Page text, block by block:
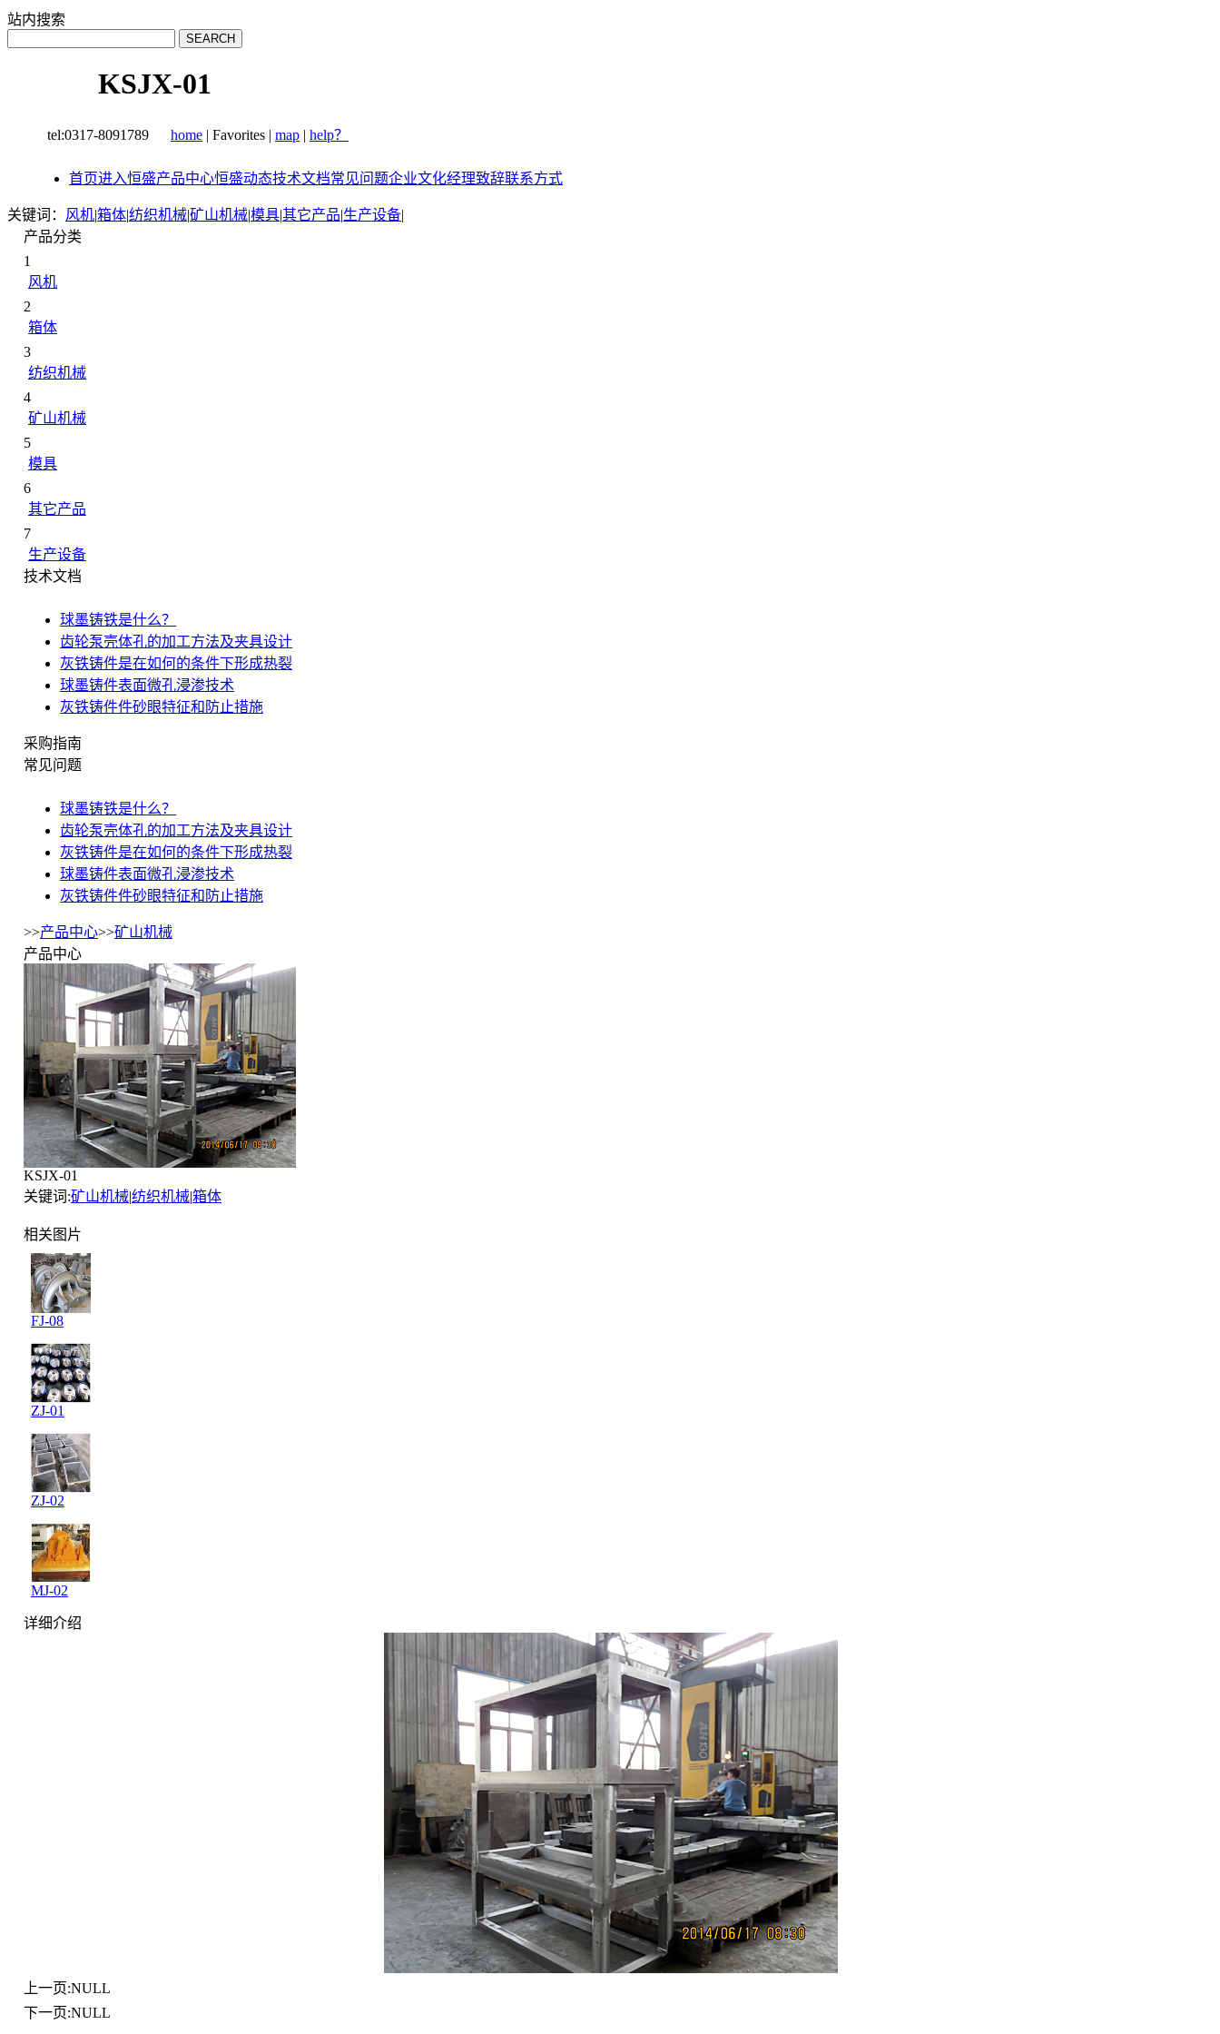
站内搜索
KSJX-01
tel:0317-8091789 home | Favorites | map | help？
首页进入恒盛产品中心恒盛动态技术文档常见问题企业文化经理致辞联系方式
关键词： 风机|箱体|纺织机械|矿山机械|模具|其它产品|生产设备|
产品分类
1
风机
2
箱体
3
纺织机械
4
矿山机械
5
模具
6
其它产品
7
生产设备
技术文档
球墨铸铁是什么？
齿轮泵壳体孔的加工方法及夹具设计
灰铁铸件是在如何的条件下形成热裂
球墨铸件表面微孔浸渗技术
灰铁铸件件砂眼特征和防止措施
采购指南
常见问题
球墨铸铁是什么？
齿轮泵壳体孔的加工方法及夹具设计
灰铁铸件是在如何的条件下形成热裂
球墨铸件表面微孔浸渗技术
灰铁铸件件砂眼特征和防止措施
>>产品中心>>矿山机械
产品中心
KSJX-01
关键词:矿山机械|纺织机械|箱体
相关图片
FJ-08
ZJ-01
ZJ-02
MJ-02
详细介绍
上一页:NULL
下一页:NULL